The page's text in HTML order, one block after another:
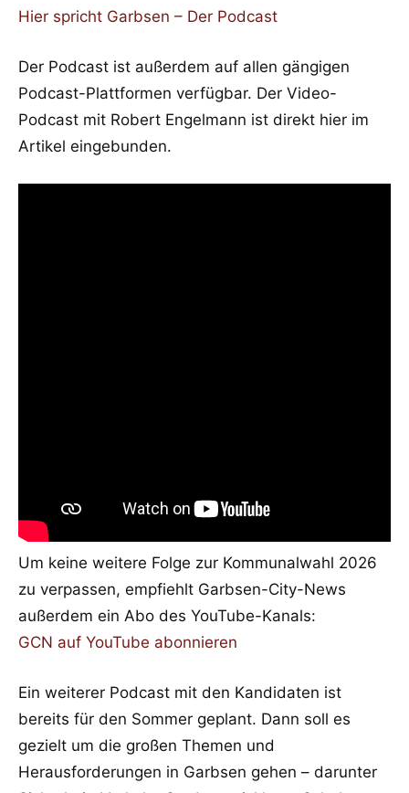
Hier spricht Garbsen – Der Podcast
Der Podcast ist außerdem auf allen gängigen
Podcast-Plattformen verfügbar. Der Video-
Podcast mit Robert Engelmann ist direkt hier im
Artikel eingebunden.
Um keine weitere Folge zur Kommunalwahl 2026
zu verpassen, empfiehlt Garbsen-City-News
außerdem ein Abo des YouTube-Kanals:
GCN auf YouTube abonnieren
Ein weiterer Podcast mit den Kandidaten ist
bereits für den Sommer geplant. Dann soll es
gezielt um die großen Themen und
Herausforderungen in Garbsen gehen – darunter